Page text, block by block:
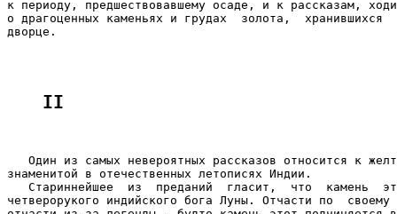
к периоду, предшествовавшему осаде, и к рассказам,
о драгоценных каменьях и грудах  золота,  хранившихся
дворце.
II
Один из самых невероятных рассказов относится к
знаменитой в отечественных летописях Индии.
Стариннейшее  из  преданий  гласит,  что  камень
четверорукого индийского бога Луны. Отчасти по